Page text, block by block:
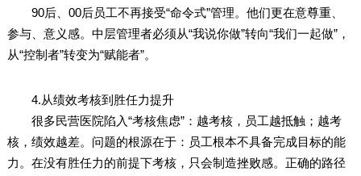
90后、00后员工不再接受“命令式”管理。他们更在意尊重、
参与、意义感。中层管理者必须从“我说你做”转向“我们一起做”，
从“控制者”转变为“赋能者”。
4.从绩效考核到胜任力提升
很多民营医院陷入“考核焦虑”：越考核，员工越抵触；越考
核，绩效越差。问题的根源在于：员工根本不具备完成目标的能
力。在没有胜任力的前提下考核，只会制造挫败感。正确的路径